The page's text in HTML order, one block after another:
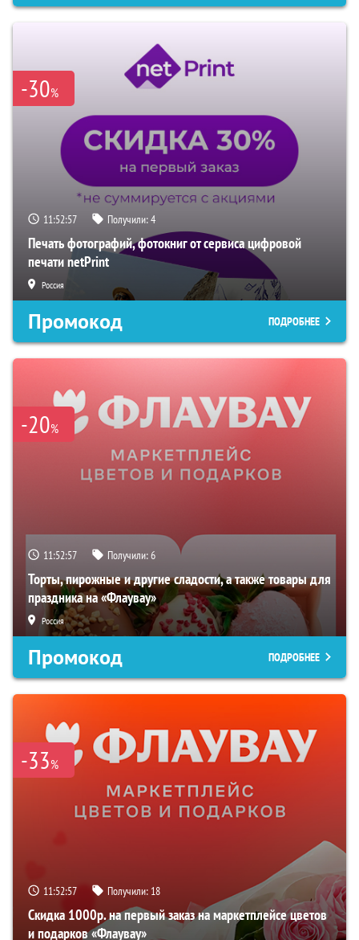
-30%
11:52:57 Получили:4
Печать фотографий, фотокниг от сервиса цифровой
печати netPrint
Россия
Промокод ПОДРОБНЕЕ
-20%
11:52:57 Получили:6
Торты, пирожные и другие сладости, а также товары для
праздника на «Флаувау»
Россия
Промокод ПОДРОБНЕЕ
-33%
11:52:57 Получили: 18
Скидка 1000р. на первый заказ на маркетплейсе цветов
и подарков «Флаувау»